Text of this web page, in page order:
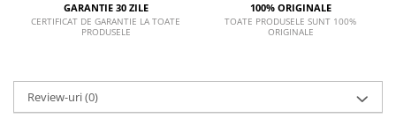
GARANTIE 30 ZILE
CERTIFICAT DE GARANTIE LA TOATE
PRODUSELE
100% ORIGINALE
TOATE PRODUSELE SUNT 100%
ORIGINALE
Review-uri(0)